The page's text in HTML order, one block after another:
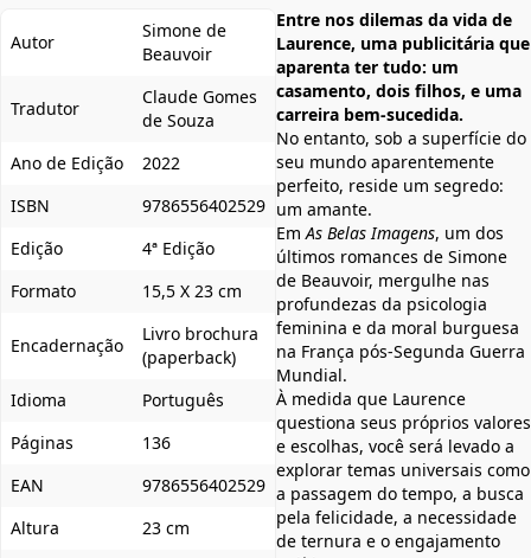
Autor
Simone de
Beauvoir
Tradutor
Claude Gomes
de Souza
Ano de Edição
2022
ISBN
9786556402529
Edição
4ª Edição
Formato
15,5 X 23 cm
Encadernação
Livro brochura
(paperback)
Idioma
Português
Páginas
136
EAN
9786556402529
Altura
23 cm
Entre nos dilemas da vida de
Laurence, uma publicitária que
aparenta ter tudo: um
casamento, dois filhos, e uma
carreira bem-sucedida.
No entanto, sob a superfície do
seu mundo aparentemente
perfeito, reside um segredo:
um amante.
Em As Belas Imagens, um dos
últimos romances de Simone
de Beauvoir, mergulhe nas
profundezas da psicologia
feminina e da moral burguesa
na França pós-Segunda Guerra
Mundial.
À medida que Laurence
questiona seus próprios valores
e escolhas, você será levado a
explorar temas universais como
a passagem do tempo, a busca
pela felicidade, a necessidade
de ternura e o engajamento